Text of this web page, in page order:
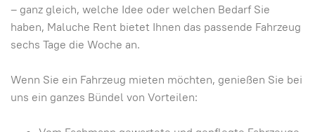
– ganz gleich, welche Idee oder welchen Bedarf Sie
haben, Maluche Rent bietet Ihnen das passende Fahrzeug
sechs Tage die Woche an.
Wenn Sie ein Fahrzeug mieten möchten, genießen Sie bei
uns ein ganzes Bündel von Vorteilen: